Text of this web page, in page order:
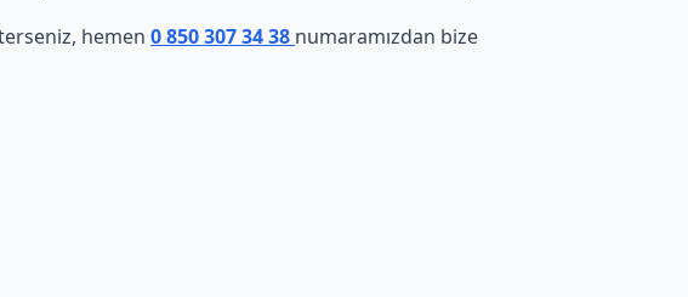
hemen 0 850 307 34 38 numaramızdan bize